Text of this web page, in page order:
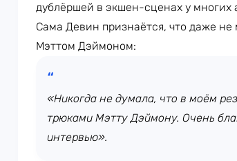
дублёршей в экшен-сценах у многих
Сама Девин признаётся, что даже не
Мэттом Дэймоном:
«Никогда не думала, что в моём
трюками Мэтту Дэймону. Очень
интервью».